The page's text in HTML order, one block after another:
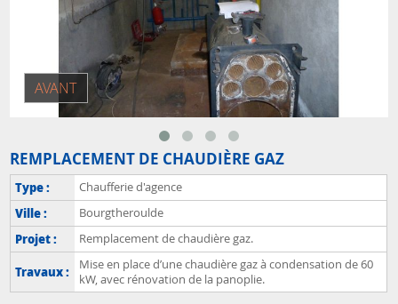
REMPLACEMENT DE CHAUDIÈRE GAZ
Type : Chaufferie d'agence
Ville : Bourgtheroulde
Projet : Remplacement de chaudière gaz.
Travaux :
Mise en place d’une chaudière gaz à condensation de 60
kW, avec rénovation de la panoplie.